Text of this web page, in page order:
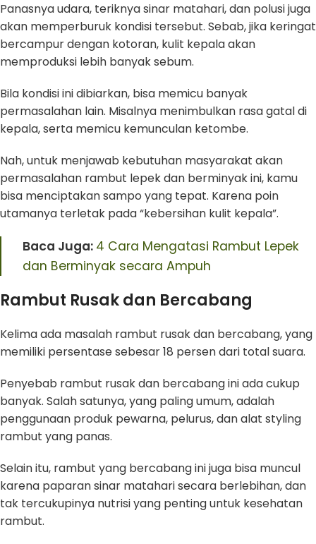
Panasnya udara, teriknya sinar matahari, dan polusi juga
akan memperburuk kondisi tersebut. Sebab, jika keringat
bercampur dengan kotoran, kulit kepala akan
memproduksi lebih banyak sebum.
Bila kondisi ini dibiarkan, bisa memicu banyak
permasalahan lain. Misalnya menimbulkan rasa gatal di
kepala, serta memicu kemunculan ketombe.
Nah, untuk menjawab kebutuhan masyarakat akan
permasalahan rambut lepek dan berminyak ini, kamu
bisa menciptakan sampo yang tepat. Karena poin
utamanya terletak pada “kebersihan kulit kepala”.
Baca Juga: 4 Cara Mengatasi Rambut Lepek
dan Berminyak secara Ampuh
Rambut Rusak dan Bercabang
Kelima ada masalah rambut rusak dan bercabang, yang
memiliki persentase sebesar 18 persen dari total suara.
Penyebab rambut rusak dan bercabang ini ada cukup
banyak. Salah satunya, yang paling umum, adalah
penggunaan produk pewarna, pelurus, dan alat styling
rambut yang panas.
Selain itu, rambut yang bercabang ini juga bisa muncul
karena paparan sinar matahari secara berlebihan, dan
tak tercukupinya nutrisi yang penting untuk kesehatan
rambut.